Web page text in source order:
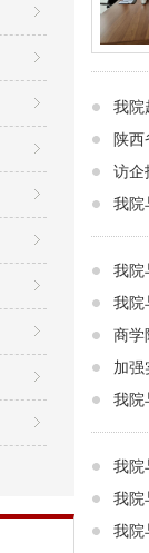
我院
陕西
访企
我院
我院
我院
商学
加
我院
我院
我院
我院